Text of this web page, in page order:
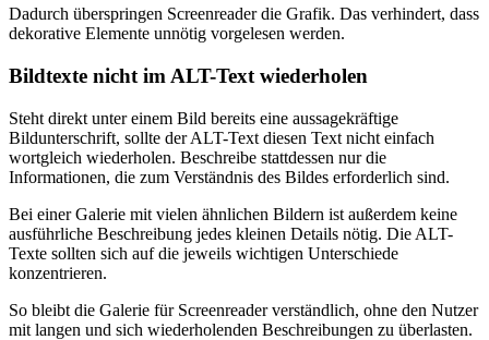
Dadurch überspringen Screenreader die Grafik. Das verhindert, dass
dekorative Elemente unnötig vorgelesen werden.
Bildtexte nicht im ALT-Text wiederholen
Steht direkt unter einem Bild bereits eine aussagekräftige
Bildunterschrift, sollte der ALT-Text diesen Text nicht einfach
wortgleich wiederholen. Beschreibe stattdessen nur die
Informationen, die zum Verständnis des Bildes erforderlich sind.
Bei einer Galerie mit vielen ähnlichen Bildern ist außerdem keine
ausführliche Beschreibung jedes kleinen Details nötig. Die ALT-
Texte sollten sich auf die jeweils wichtigen Unterschiede
konzentrieren.
So bleibt die Galerie für Screenreader verständlich, ohne den Nutzer
mit langen und sich wiederholenden Beschreibungen zu überlasten.